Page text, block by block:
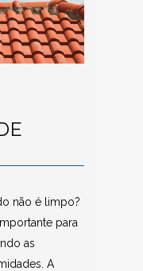
não é limpo?
para
as
A